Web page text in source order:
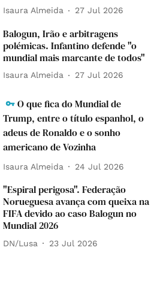
Isaura Almeida 27 Jul 2026
Balogun, Irão e arbitragens
polémicas. Infantino defende "o
mundial mais marcante de todos"
Isaura Almeida 27 Jul 2026
O que fica do Mundial de
Trump, entre o título espanhol, o
adeus de Ronaldo e o sonho
americano de Vozinha
Isaura Almeida 24 Jul 2026
"Espiral perigosa". Federação
Norueguesa avança com queixa na
FIFA devido ao caso Balogun no
Mundial 2026
DN/Lusa 23 Jul 2026